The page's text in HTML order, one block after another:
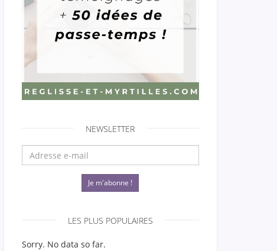
NEWSLETTER
Je m'abonne !
LES PLUS POPULAIRES
Sorry. No data so far.